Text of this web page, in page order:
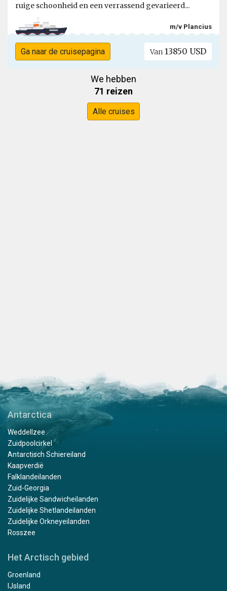
ruige schoonheid en een verrassend gevarieerd...
m/v Plancius
Ga naar de cruisepagina Van 13850 USD
We hebben
71 reizen
Alle cruises
Antarctica
Weddellzee
Zuidpoolcirkel
Antarctisch Schiereiland
Kaapverdië
Falklandeilanden
Zuid-Georgia
Zuidelijke Sandwicheilanden
Zuidelijke Shetlandeilanden
Zuidelijke Orkneyeilanden
Rosszee
Het Arctisch gebied
Groenland
IJsland